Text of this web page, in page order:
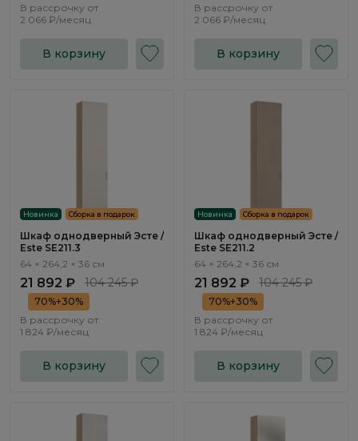
В рассрочку от
2 066 ₽/месяц
В корзину
В рассрочку от
2 066 ₽/месяц
В корзину
Новинка Сборка в подарок
Шкаф однодверный Эсте /
Este SE211.3
64 × 264,2 × 36 см
21 892 ₽ 104 245 ₽
70%+30%
В рассрочку от
1 824 ₽/месяц
В корзину
Новинка Сборка в подарок
Шкаф однодверный Эсте /
Este SE211.2
64 × 264,2 × 36 см
21 892 ₽ 104 245 ₽
70%+30%
В рассрочку от
1 824 ₽/месяц
В корзину